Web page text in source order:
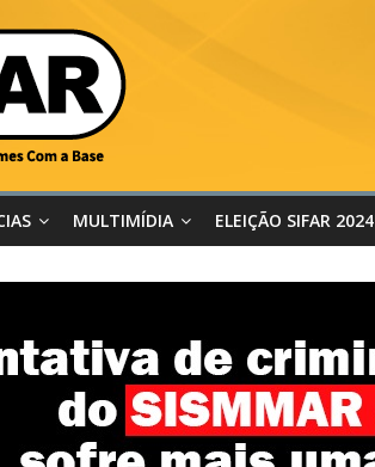
MULTIMÍDIA ELEIÇÃO SIFAR 2024